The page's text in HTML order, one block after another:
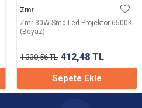
Zmr
Zmr 30W Smd Led Projektör 6500K
(Beyaz)
1.330,56TL 412,48TL
Sepete Ekle